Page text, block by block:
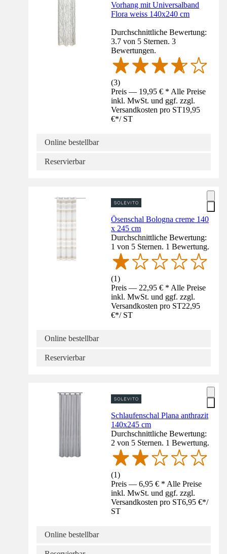
Vorhang mit Universalband
Flora weiss 140x240 cm
Durchschnittliche Bewertung:
3.7 von 5 Sternen. 3
Bewertungen.
(3)
Preis — 19,95 € * Alle Preise
inkl. MwSt. und ggf. zzgl.
Versandkosten pro ST19,95
€*/ ST
Online bestellbar
Reservierbar
Ösenschal Bologna creme 140
x 245 cm
Durchschnittliche Bewertung:
1 von 5 Sternen. 1 Bewertung.
(1)
Preis — 22,95 € * Alle Preise
inkl. MwSt. und ggf. zzgl.
Versandkosten pro ST22,95
€*/ ST
Online bestellbar
Reservierbar
Schlaufenschal Plana anthrazit
140x245 cm
Durchschnittliche Bewertung:
2 von 5 Sternen. 1 Bewertung.
(1)
Preis — 6,95 € * Alle Preise
inkl. MwSt. und ggf. zzgl.
Versandkosten pro ST6,95 €*/
ST
Online bestellbar